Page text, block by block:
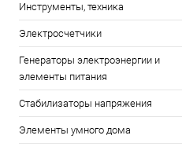
Инструменты, техника
Электросчетчики
Генераторы электроэнергии и
элементы питания
Стабилизаторы напряжения
Элементы умного дома